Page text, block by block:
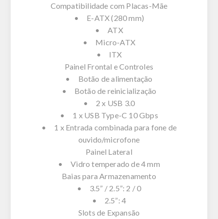
Compatibilidade com Placas-Mãe
• E-ATX (280 mm)
• ATX
• Micro-ATX
• ITX
Painel Frontal e Controles
• Botão de alimentação
• Botão de reinicialização
• 2 x USB 3.0
• 1 x USB Type-C 10 Gbps
• 1 x Entrada combinada para fone de
ouvido/microfone
Painel Lateral
• Vidro temperado de 4 mm
Baias para Armazenamento
• 3.5” / 2.5”: 2 / 0
• 2.5”: 4
Slots de Expansão